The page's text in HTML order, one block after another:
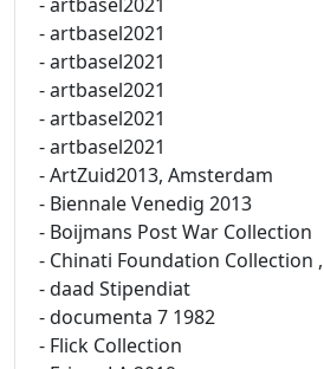
- artbasel2021
- artbasel2021
- artbasel2021
- artbasel2021
- artbasel2021
- ArtZuid2013, Amsterdam
- Biennale Venedig 2013
- Boijmans Post War Collection
- Chinati Foundation Collection
- daad Stipendiat
- documenta 7 1982
- Flick Collection